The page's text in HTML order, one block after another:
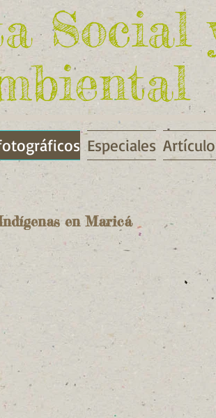
Social
Especiales
en Maricá